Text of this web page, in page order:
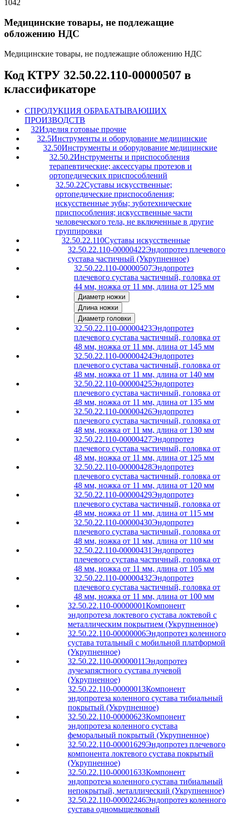
1042
Медицинские товары, не подлежащие
обложению НДС
Медицинские товары, не подлежащие обложению НДС
Код КТРУ 32.50.22.110-00000507 в
классификаторе
CПРОДУКЦИЯ ОБРАБАТЫВАЮЩИХ
ПРОИЗВОДСТВ
32Изделия готовые прочие
32.5Инструменты и оборудование медицинские
32.50Инструменты и оборудование медицинские
32.50.2Инструменты и приспособления
терапевтические; аксессуары протезов и
ортопедических приспособлений
32.50.22Суставы искусственные;
ортопедические приспособления;
искусственные зубы; зуботехнические
приспособления; искусственные части
человеческого тела, не включенные в другие
группировки
32.50.22.110Суставы искусственные
32.50.22.110-00000422Эндопротез плечевого
сустава частичный (Укрупненное)
32.50.22.110-00000507Эндопротез
плечевого сустава частичный, головка от
44 мм, ножка от 11 мм, длина от 125 мм
Диаметр ножки
Длина ножки
Диаметр головки
32.50.22.110-00000423Эндопротез
плечевого сустава частичный, головка от
48 мм, ножка от 11 мм, длина от 145 мм
32.50.22.110-00000424Эндопротез
плечевого сустава частичный, головка от
48 мм, ножка от 11 мм, длина от 140 мм
32.50.22.110-00000425Эндопротез
плечевого сустава частичный, головка от
48 мм, ножка от 11 мм, длина от 135 мм
32.50.22.110-00000426Эндопротез
плечевого сустава частичный, головка от
48 мм, ножка от 11 мм, длина от 130 мм
32.50.22.110-00000427Эндопротез
плечевого сустава частичный, головка от
48 мм, ножка от 11 мм, длина от 125 мм
32.50.22.110-00000428Эндопротез
плечевого сустава частичный, головка от
48 мм, ножка от 11 мм, длина от 120 мм
32.50.22.110-00000429Эндопротез
плечевого сустава частичный, головка от
48 мм, ножка от 11 мм, длина от 115 мм
32.50.22.110-00000430Эндопротез
плечевого сустава частичный, головка от
48 мм, ножка от 11 мм, длина от 110 мм
32.50.22.110-00000431Эндопротез
плечевого сустава частичный, головка от
48 мм, ножка от 11 мм, длина от 105 мм
32.50.22.110-00000432Эндопротез
плечевого сустава частичный, головка от
48 мм, ножка от 11 мм, длина от 100 мм
32.50.22.110-00000001Компонент
эндопротеза локтевого сустава локтевой с
металлическим покрытием (Укрупненное)
32.50.22.110-00000006Эндопротез коленного
сустава тотальный с мобильной платформой
(Укрупненное)
32.50.22.110-00000011Эндопротез
лучезапястного сустава лучевой
(Укрупненное)
32.50.22.110-00000013Компонент
эндопротеза коленного сустава тибиальный
покрытый (Укрупненное)
32.50.22.110-00000623Компонент
эндопротеза коленного сустава
феморальный покрытый (Укрупненное)
32.50.22.110-00001629Эндопротез плечевого
компонента локтевого сустава покрытый
(Укрупненное)
32.50.22.110-00001633Компонент
эндопротеза коленного сустава тибиальный
непокрытый, металлический (Укрупненное)
32.50.22.110-00002246Эндопротез коленного
сустава одномыщелковый